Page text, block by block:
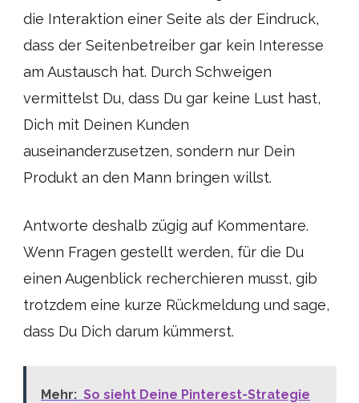
die Interaktion einer Seite als der Eindruck,
dass der Seitenbetreiber gar kein Interesse
am Austausch hat. Durch Schweigen
vermittelst Du, dass Du gar keine Lust hast,
Dich mit Deinen Kunden
auseinanderzusetzen, sondern nur Dein
Produkt an den Mann bringen willst.
Antworte deshalb zügig auf Kommentare.
Wenn Fragen gestellt werden, für die Du
einen Augenblick recherchieren musst, gib
trotzdem eine kurze Rückmeldung und sage,
dass Du Dich darum kümmerst.
Mehr: So sieht Deine Pinterest-Strategie